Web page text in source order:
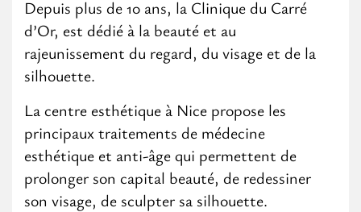
Depuis plus de 10 ans, la Clinique du Carré
d’Or, est dédié à la beauté et au
rajeunissement du regard, du visage et de la
silhouette.
La centre esthétique à Nice propose les
principaux traitements de médecine
esthétique et anti-âge qui permettent de
prolonger son capital beauté, de redessiner
son visage, de sculpter sa silhouette.